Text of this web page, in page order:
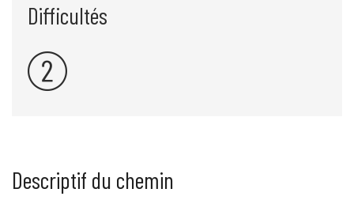
Difficultés
Descriptif du chemin